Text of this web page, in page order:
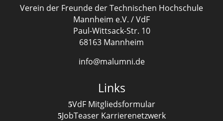
Verein der Freunde der Technischen Hochschule
Mannheim e.V. / VdF
Paul-Wittsack-Str. 10
68163 Mannheim
info@malumni.de
Links
VdF Mitgliedsformular
JobTeaser Karrierenetzwerk